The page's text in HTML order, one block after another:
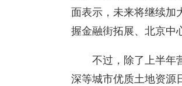
面表示，未来将继续加
握金融街拓展、北京中
不过，除了上半年
深等城市优质土地资源